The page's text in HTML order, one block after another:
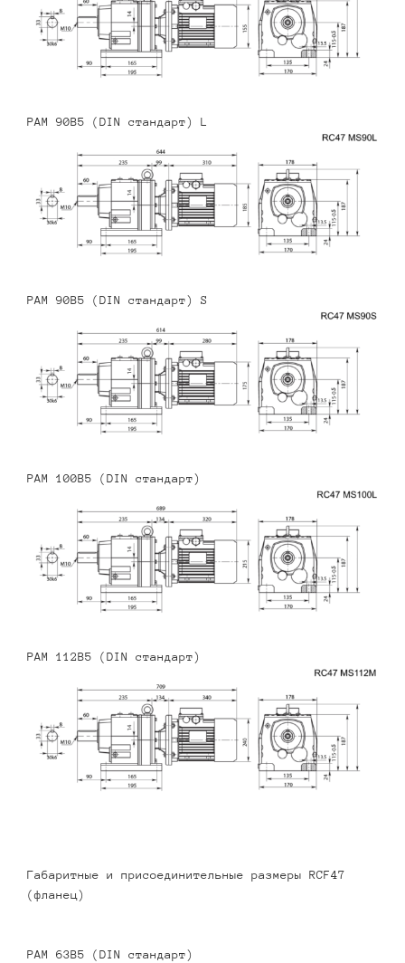
PAM 90B5 (DIN стандарт) L
PAM 90B5 (DIN стандарт) S
PAM 100B5 (DIN стандарт)
PAM 112B5 (DIN стандарт)
Габаритные и присоединительные размеры RCF47
(фланец)
PAM 63B5 (DIN стандарт)